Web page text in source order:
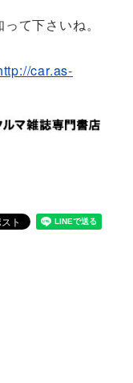
て下さいね。
car.as-